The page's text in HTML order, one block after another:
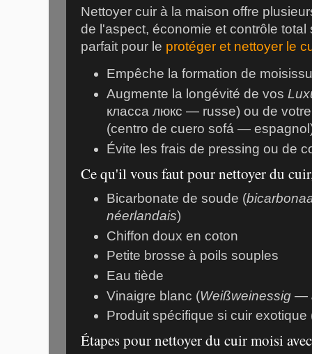
Nettoyer cuir à la maison offre
de l'aspect, économie et contrôle total
parfait pour le protéger et nettoyer le
Empêche la formation de
Augmente la longévité de vos
класса люкс — russe) ou de
(centro de cuero sofá —
Évite les frais de pressing ou de
Ce qu'il vous faut pour nettoyer du
Bicarbonate de soude (
néerlandais)
Chiffon doux en coton
Petite brosse à poils souples
Eau tiède
Vinaigre blanc (Weißweinessig —
Produit spécifique si cuir exotique
Étapes pour nettoyer du cuir moisi